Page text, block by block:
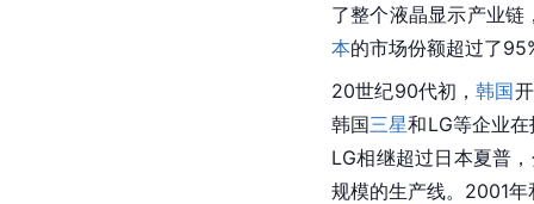
了整个液晶显示产业链
本的市场份额超过了
20世纪90代初，韩国
韩国三星和LG等企业
LG相继超过日本夏普
规模的生产线。2001